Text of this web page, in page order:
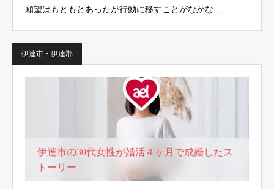
願望はもともとあったが行動に移すことがなかな…
伊達市・伊達郡
伊達市の30代女性が婚活４ヶ月で成婚したス
トーリー